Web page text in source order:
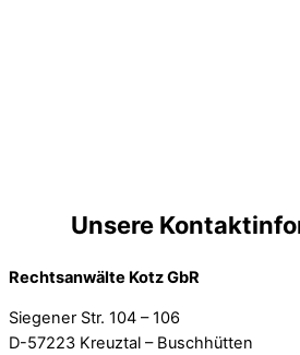
Unsere
Rechtsanwälte Kotz GbR
Siegener Str. 104 – 106
D-57223 Kreuztal – Buschhütten